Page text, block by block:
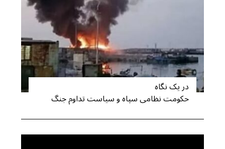
در یک نگاه
حکومت نظامی سپاه و سیاست تداوم جنگ
S
a
r